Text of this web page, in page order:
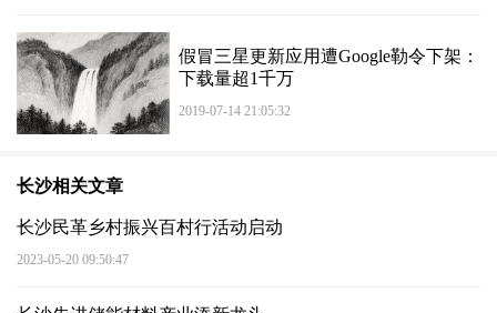
假冒三星更新应用遭Google勒令下架：
下载量超1千万
2019-07-14 21:05:32
长沙相关文章
长沙民革乡村振兴百村行活动启动
2023-05-20 09:50:47